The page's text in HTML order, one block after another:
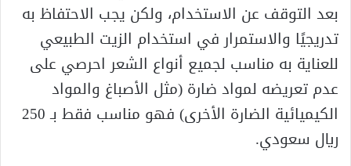
بعد التوقف عن الاستخدام، ولكن يجب الاحتفاظ به
تدريجيًا والاستمرار في استخدام الزيت الطبيعي
للعناية به مناسب لجميع أنواع الشعر احرصي على
عدم تعريضه لمواد ضارة (مثل الأصباغ والمواد
الكيميائية الضارة الأخرى) فهو مناسب فقط بـ 250
ريال سعودي.